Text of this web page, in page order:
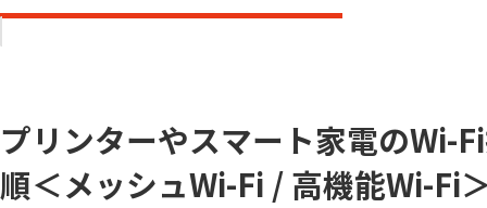
プリンターやスマート家電のWi-
順＜メッシュWi-Fi / 高機能Wi-Fi